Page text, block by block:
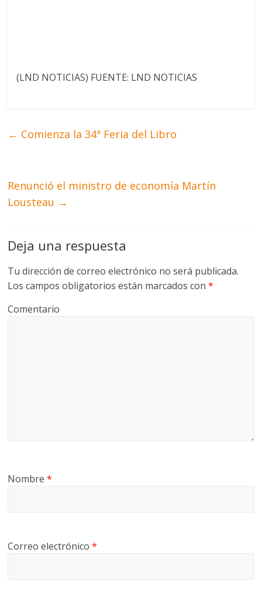
(LND NOTICIAS) FUENTE: LND NOTICIAS
← Comienza la 34ª Feria del Libro
Renunció el ministro de economía Martín
Lousteau →
Deja una respuesta
Tu dirección de correo electrónico no será publicada.
Los campos obligatorios están marcados con*
Comentario
Nombre*
Correo electrónico*